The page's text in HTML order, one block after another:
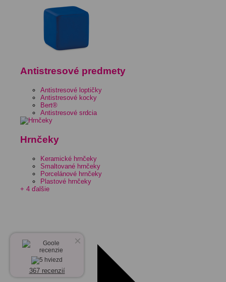
Antistresové predmety
Antistresové loptičky
Antistresové kocky
Bert®
Antistresové srdcia
Hrnčeky
Keramické hrnčeky
Smaltované hrnčeky
Porcelánové hrnčeky
Plastové hrnčeky
+ 4 ďalšie
×
367 recenzií